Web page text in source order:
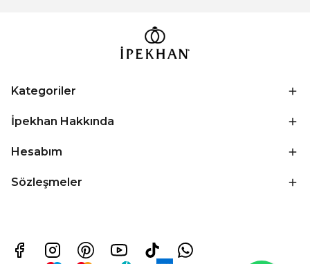
Kategoriler
İpekhan Hakkında
Hesabım
Sözleşmeler